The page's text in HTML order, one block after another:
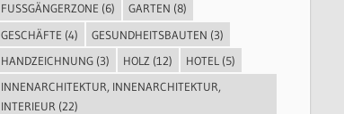
FUSSGÄNGERZONE
(6) GARTEN (8)
GESCHÄFTE (4) GESUNDHEITSBAUTEN (3)
HANDZEICHNUNG (3) HOLZ (12) HOTEL (5)
INNENARCHITEKTUR, INNENARCHITEKTUR,
INTERIEUR (22)